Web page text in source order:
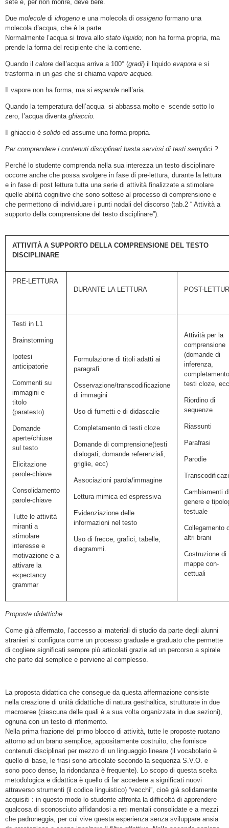
sete e, per non morire, deve bere.
Due molecole di idrogeno e una molecola di ossigeno formano una
molecola d’acqua, che è la parte
Normalmente l’acqua si trova allo stato liquido; non ha forma propria, ma
prende la forma del recipiente che la contiene.
Quando il calore dell’acqua arriva a 100° (gradi) il liquido evapora e si
trasforma in un gas che si chiama vapore acqueo.
Il vapore non ha forma, ma si espande nell’aria.
Quando la temperatura dell’acqua si abbassa molto e scende sotto lo
zero, l’acqua diventa ghiaccio.
Il ghiaccio è solido ed assume una forma propria.
Per comprendere i contenuti disciplinari basta servirsi di testi semplici ?
Perché lo studente comprenda nella sua interezza un testo disciplinare
occorre anche che possa svolgere in fase di pre-lettura, durante la lettura
e in fase di post lettura tutta una serie di attività finalizzate a stimolare
quelle abilità cognitive che sono sottese al processo di comprensione e
che permettono di individuare i punti nodali del discorso (tab.2 “ Attività a
supporto della comprensione del testo disciplinare”).
ATTIVITÀ A SUPPORTO DELLA COMPRENSIONE DEL TESTO
DISCIPLINARE
PRE-LETTURA
DURANTE LA LETTURA
POST-
Testi in L1
Brainstorming
Ipotesi
anticipatorie
Commenti su
immagini e
titolo
(paratesto)
Domande
aperte/chiuse
sul testo
Elicitazione
parole-chiave
Consolidamento
parole-chiave
Tutte le attività
miranti a
stimolare
interesse e
motivazione e a
attivare la
expectancy
grammar
Formulazione di titoli adatti ai
paragrafi
Osservazione/transcodificazione
di immagini
Uso di fumetti e di didascalie
Completamento di testi cloze
Domande di comprensione(testi
dialogati, domande referenziali,
griglie, ecc)
Associazioni parola/immagine
Lettura mimica ed espressiva
Evidenziazione delle
informazioni nel testo
Uso di frecce, grafici, tabelle,
diagrammi.
Attività per la
comprensione
(domande di
inferenza,
completamento
testi cloze,
Riordino di
sequenze
Riassunti
Parafrasi
Parodie
Cambiamenti
genere e
testuale
Collegamento
altri brani
Costruzione di
mappe con-
cettuali
Proposte didattiche
Come già affermato, l’accesso ai materiali di studio da parte degli alunni
stranieri si configura come un processo graduale e graduato che permette
di cogliere significati sempre più articolati grazie ad un percorso a spirale
che parte dal semplice e perviene al complesso.
La proposta didattica che consegue da questa affermazione consiste
nella creazione di unità didattiche di natura gesthaltica, strutturate in due
macroaree (ciascuna delle quali è a sua volta organizzata in due sezioni),
ognuna con un testo di riferimento.
Nella prima frazione del primo blocco di attività, tutte le proposte ruotano
attorno ad un brano semplice, appositamente costruito, che fornisce
contenuti disciplinari per mezzo di un linguaggio lineare (il vocabolario è
quello di base, le frasi sono articolate secondo la sequenza S.V.O. e
sono poco dense, la ridondanza è frequente). Lo scopo di questa scelta
metodologica e didattica è quello di far accedere a significati nuovi
attraverso strumenti (il codice linguistico) “vecchi”, cioè già solidamente
acquisiti : in questo modo lo studente affronta la difficoltà di apprendere
qualcosa di sconosciuto affidandosi a reti mentali consolidate e a mezzi
che padroneggia, per cui vive questa esperienza senza sviluppare ansia